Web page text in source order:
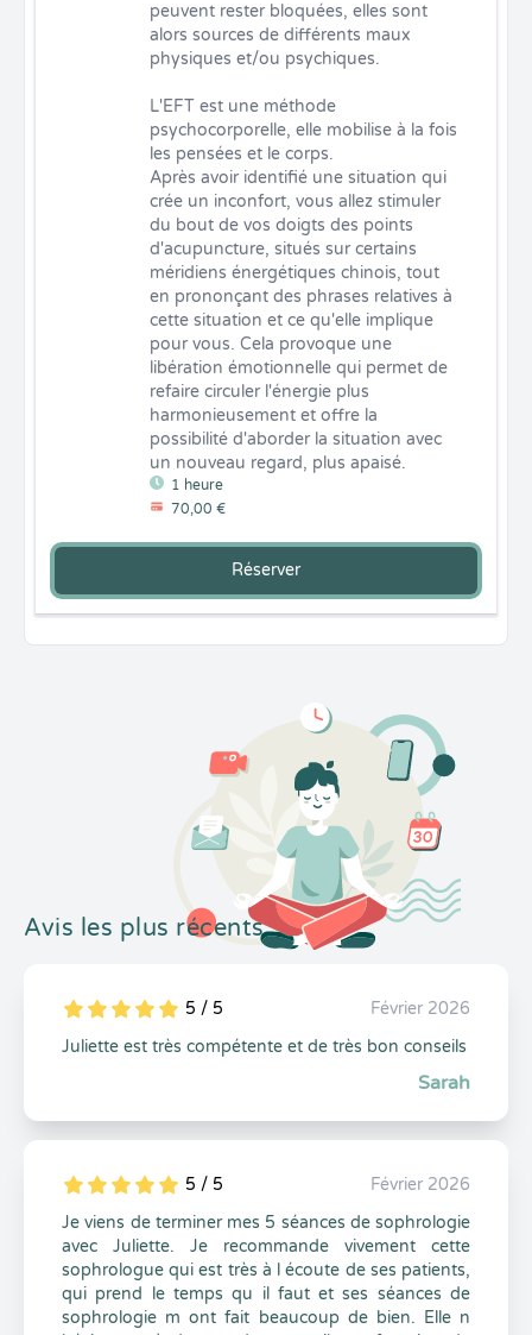
1 heure
70,00 €
peuvent rester bloquées, elles sont
alors sources de différents maux
physiques et/ou psychiques.
L'EFT est une méthode
psychocorporelle, elle mobilise à la fois
les pensées et le corps.
Après avoir identifié une situation qui
crée un inconfort, vous allez stimuler
du bout de vos doigts des points
d'acupuncture, situés sur certains
méridiens énergétiques chinois, tout
en prononçant des phrases relatives à
cette situation et ce qu'elle implique
pour vous. Cela provoque une
libération émotionnelle qui permet de
refaire circuler l'énergie plus
harmonieusement et offre la
possibilité d'aborder la situation avec
un nouveau regard, plus apaisé.
Réserver
Avis les plus récents
5
1
5
0 5 / 5
Février 2026
Juliette est très compétente et de très bon conseils
Sarah
5
1
5
0 5 / 5
Février 2026
Je viens de terminer mes 5 séances de sophrologie
avec Juliette. Je recommande vivement cette
sophrologue qui est très à l écoute de ses patients,
qui prend le temps qu il faut et ses séances de
sophrologie m ont fait beaucoup de bien. Elle n